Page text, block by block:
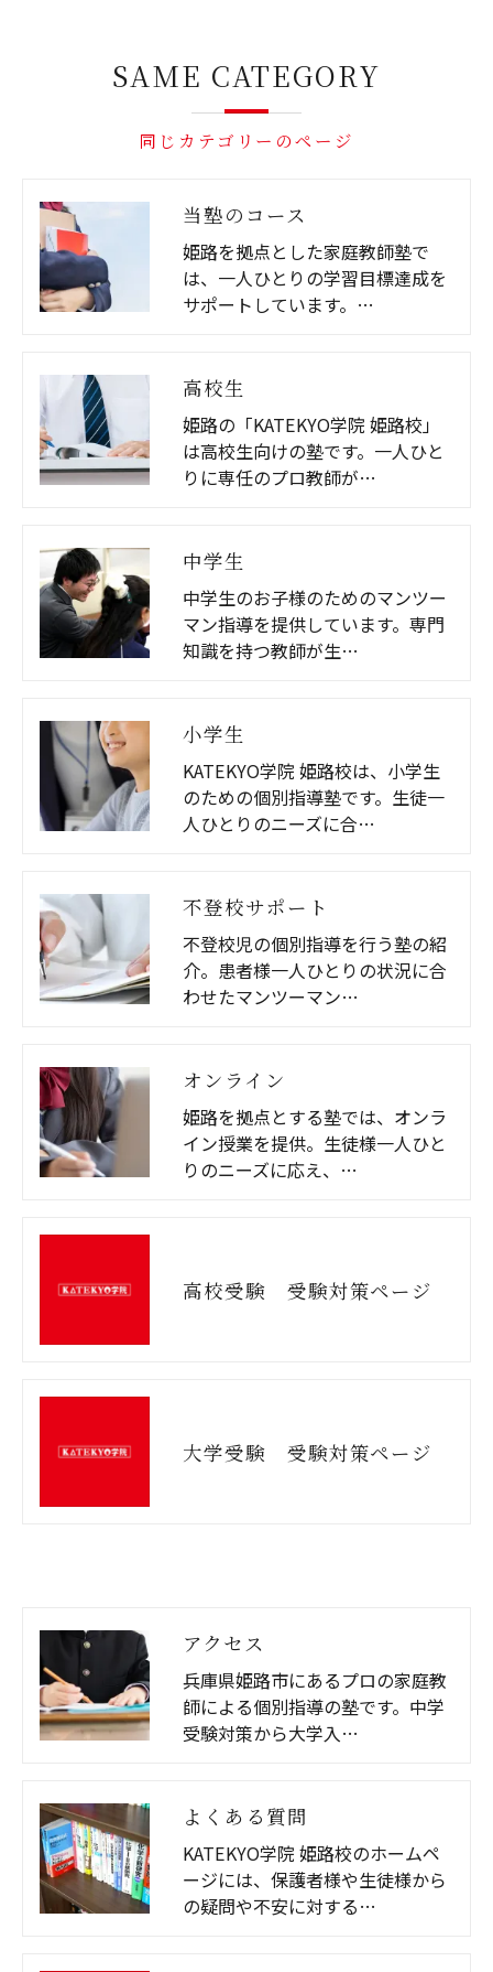
同じカテゴリーのページ
SAME CATEGORY
当塾のコース
姫路を拠点とした家庭教師塾で
は、一人ひとりの学習目標達成を
サポートしています。…
高校生
姫路の「KATEKYO学院 姫路校」
は高校生向けの塾です。一人ひと
りに専任のプロ教師が…
中学生
中学生のお子様のためのマンツー
マン指導を提供しています。専門
知識を持つ教師が生…
小学生
KATEKYO学院 姫路校は、小学生
のための個別指導塾です。生徒一
人ひとりのニーズに合…
不登校サポート
不登校児の個別指導を行う塾の紹
介。患者様一人ひとりの状況に合
わせたマンツーマン…
オンライン
姫路を拠点とする塾では、オンラ
イン授業を提供。生徒様一人ひと
りのニーズに応え、…
高校受験 受験対策ページ
大学受験 受験対策ページ
アクセス
兵庫県姫路市にあるプロの家庭教
師による個別指導の塾です。中学
受験対策から大学入…
よくある質問
KATEKYO学院 姫路校のホームペ
ージには、保護者様や生徒様から
の疑問や不安に対する…